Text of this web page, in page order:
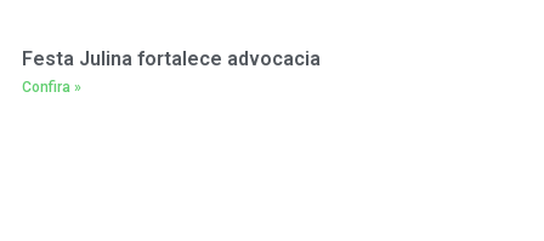
Festa Julina fortalece advocacia
Confira »